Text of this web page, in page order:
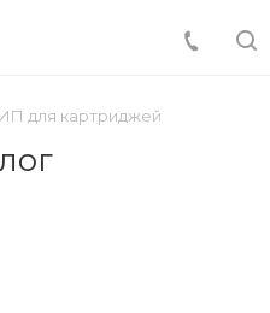
для картриджей